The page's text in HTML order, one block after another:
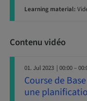
Learning material:
Contenu vidéo
01. Jul 2023 | 00:00 –
Course de
une